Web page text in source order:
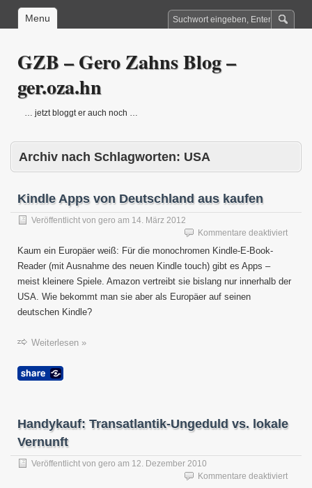
Menu
GZB – Gero Zahns Blog –
ger.oza.hn
… jetzt bloggt er auch noch …
Archiv nach Schlagworten: USA
Kindle Apps von Deutschland aus kaufen
Veröffentlicht von gero am 14. März 2012
Kommentare deaktiviertfür
Kaum ein Europäer weiß: Für die monochromen Kindle-E-Book-
Reader (mit Ausnahme des neuen Kindle touch) gibt es Apps –
meist kleinere Spiele. Amazon vertreibt sie bislang nur innerhalb der
USA. Wie bekommt man sie aber als Europäer auf seinen
deutschen Kindle?
Weiterlesen »
Handykauf: Transatlantik-Ungeduld vs. lokale
Vernunft
Veröffentlicht von gero am 12. Dezember 2010
Kommentare deaktiviertfür